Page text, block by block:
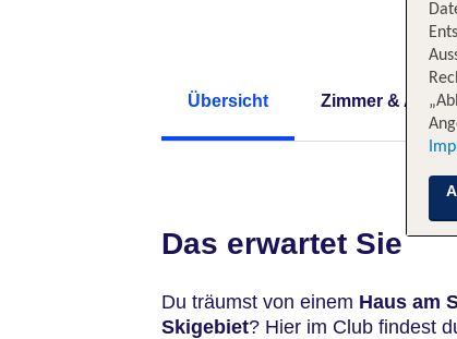
Übersicht Zimmer &
Das erwartet Sie
Du träumst von einem Haus am
Skigebiet? Hier im Club findest